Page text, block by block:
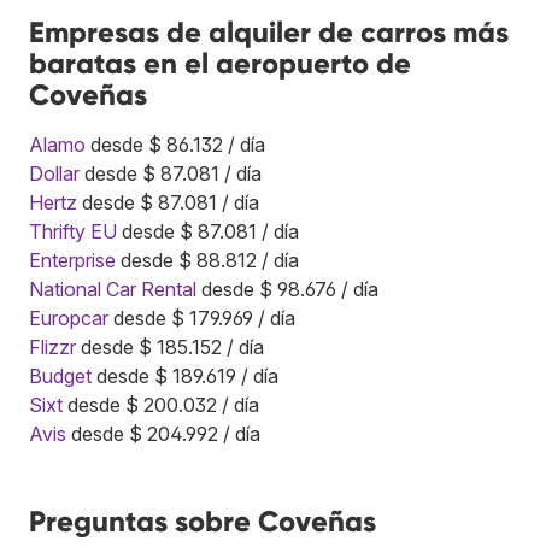
Empresas de alquiler de carros más
baratas en el aeropuerto de
Coveñas
Alamo desde $ 86.132 / día
Dollar desde $ 87.081 / día
Hertz desde $ 87.081 / día
Thrifty EU desde $ 87.081 / día
Enterprise desde $ 88.812 / día
National Car Rental desde $ 98.676 / día
Europcar desde $ 179.969 / día
Flizzr desde $ 185.152 / día
Budget desde $ 189.619 / día
Sixt desde $ 200.032 / día
Avis desde $ 204.992 / día
Preguntas sobre Coveñas